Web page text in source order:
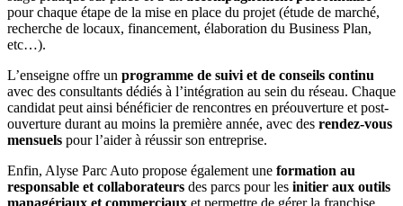
pour chaque étape de la mise en place du projet (étude de marché,
recherche de locaux, financement, élaboration du Business Plan,
etc…).
L’enseigne offre un programme de suivi et de conseils continu
avec des consultants dédiés à l’intégration au sein du réseau. Chaque
candidat peut ainsi bénéficier de rencontres en préouverture et post-
ouverture durant au moins la première année, avec des rendez-vous
mensuels pour l’aider à réussir son entreprise.
Enfin, Alyse Parc Auto propose également une formation au
responsable et collaborateurs des parcs pour les initier aux outils
managériaux et commerciaux et permettre de gérer la franchise